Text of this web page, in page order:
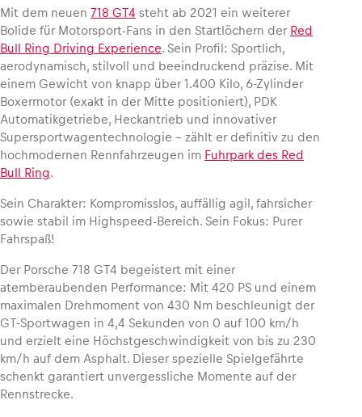
Alle anzeigen
Business
Glossar
Alle anzeigen
Mit dem neuen 718 GT4 steht ab 2021 ein weiterer
Bolide für Motorsport-Fans in den Startlöchern der Red
Bull Ring Driving Experience. Sein Profil: Sportlich,
aerodynamisch, stilvoll und beeindruckend präzise. Mit
einem Gewicht von knapp über 1.400 Kilo, 6-Zylinder
Boxermotor (exakt in der Mitte positioniert), PDK
Automatikgetriebe, Heckantrieb und innovativer
Supersportwagentechnologie – zählt er definitiv zu den
hochmodernen Rennfahrzeugen im Fuhrpark des Red
Bull Ring.
Sein Charakter: Kompromisslos, auffällig agil, fahrsicher
sowie stabil im Highspeed-Bereich. Sein Fokus: Purer
Fahrspaß!
Der Porsche 718 GT4 begeistert mit einer
atemberaubenden Performance: Mit 420 PS und einem
maximalen Drehmoment von 430 Nm beschleunigt der
GT-Sportwagen in 4,4 Sekunden von 0 auf 100 km/h
und erzielt eine Höchstgeschwindigkeit von bis zu 230
km/h auf dem Asphalt. Dieser spezielle Spielgefährte
schenkt garantiert unvergessliche Momente auf der
Rennstrecke.